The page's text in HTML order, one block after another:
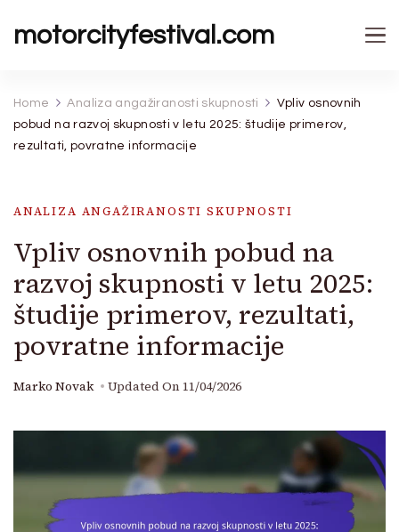
motorcityfestival.com
Home Analiza angažiranosti skupnosti
Vpliv osnovnih
pobud na razvoj skupnosti v letu 2025: študije primerov,
rezultati, povratne informacije
ANALIZA ANGAŽIRANOSTI SKUPNOSTI
Vpliv osnovnih pobud na
razvoj skupnosti v letu 2025:
študije primerov, rezultati,
povratne informacije
Marko Novak Updated On 11/04/2026